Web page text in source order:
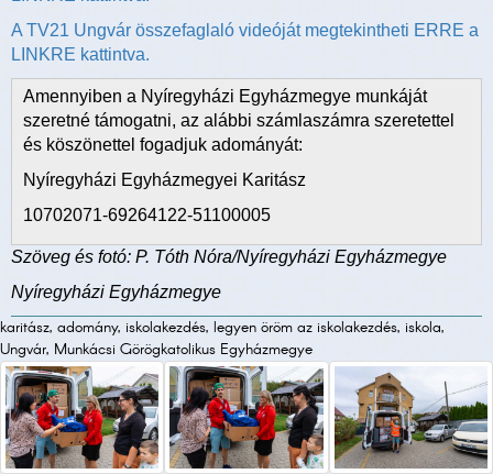
A TV21 Ungvár összefaglaló videóját megtekintheti ERRE a
LINKRE kattintva.
Amennyiben a Nyíregyházi Egyházmegye munkáját
szeretné támogatni, az alábbi számlaszámra szeretettel
és köszönettel fogadjuk adományát:
Nyíregyházi Egyházmegyei Karitász
10702071-69264122-51100005
Szöveg és fotó: P. Tóth Nóra/Nyíregyházi Egyházmegye
Nyíregyházi Egyházmegye
karitász, adomány, iskolakezdés, legyen öröm az iskolakezdés, iskola,
Ungvár, Munkácsi Görögkatolikus Egyházmegye